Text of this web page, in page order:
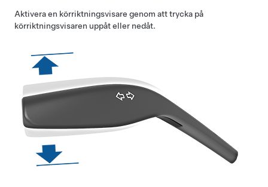
Aktivera en körriktningsvisare genom att trycka på
körriktningsvisaren uppåt eller nedåt.